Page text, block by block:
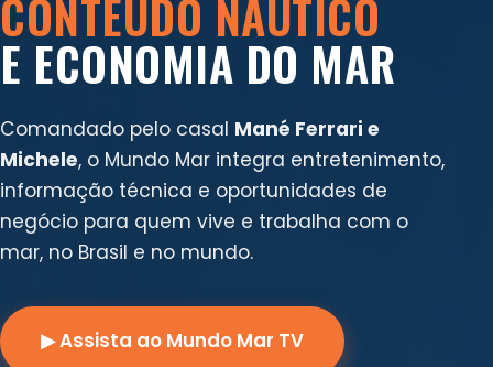
CONTEÚDO NÁUTICO
E ECONOMIA DO MAR
Comandado pelo casal Mané Ferrari e
Michele, o Mundo Mar integra entretenimento,
informação técnica e oportunidades de
negócio para quem vive e trabalha com o
mar, no Brasil e no mundo.
▶ Assista ao Mundo Mar TV